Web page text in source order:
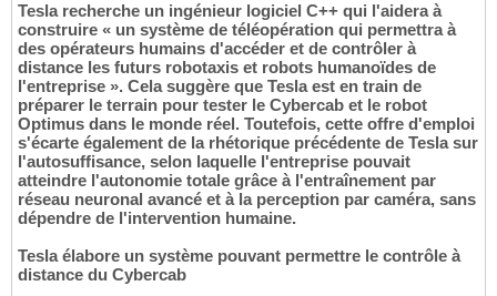
Tesla recherche un ingénieur logiciel C++ qui l'aidera à
construire « un système de téléopération qui permettra à
des opérateurs humains d'accéder et de contrôler à
distance les futurs robotaxis et robots humanoïdes de
l'entreprise ». Cela suggère que Tesla est en train de
préparer le terrain pour tester le Cybercab et le robot
Optimus dans le monde réel. Toutefois, cette offre d'emploi
s'écarte également de la rhétorique précédente de Tesla sur
l'autosuffisance, selon laquelle l'entreprise pouvait
atteindre l'autonomie totale grâce à l'entraînement par
réseau neuronal avancé et à la perception par caméra, sans
dépendre de l'intervention humaine.
Tesla élabore un système pouvant permettre le contrôle à
distance du Cybercab